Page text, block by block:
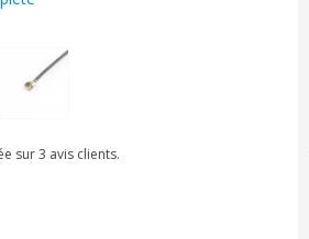
sur3 avis clients.